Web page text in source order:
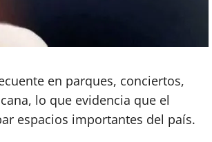
en parques, conciertos,
lo que evidencia que el
espacios importantes del país.